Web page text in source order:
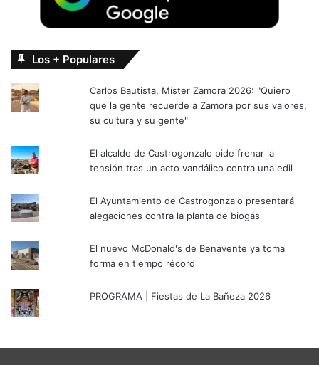
Los + Populares
Carlos Bautista, Míster Zamora 2026: "Quiero
que la gente recuerde a Zamora por sus valores,
su cultura y su gente"
El alcalde de Castrogonzalo pide frenar la
tensión tras un acto vandálico contra una edil
El Ayuntamiento de Castrogonzalo presentará
alegaciones contra la planta de biogás
El nuevo McDonald's de Benavente ya toma
forma en tiempo récord
PROGRAMA | Fiestas de La Bañeza 2026